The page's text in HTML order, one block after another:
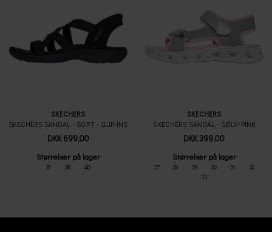
Størrelser på lager
37 38 40
SKECHERS
SKECHERS SANDAL - SORT - SLIP-INS
DKK 699,00
Størrelser på lager
27 28 29 30 31
32
33
SKECHERS
SKECHERS SANDAL - SØLV/PINK
DKK 399,00